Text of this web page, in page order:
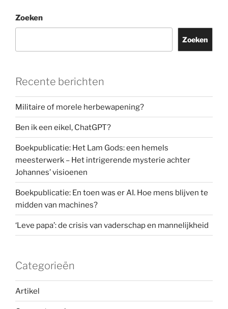
Zoeken
Zoeken
Recente berichten
Militaire of morele herbewapening?
Ben ik een eikel, ChatGPT?
Boekpublicatie: Het Lam Gods: een hemels
meesterwerk – Het intrigerende mysterie achter
Johannes’ visioenen
Boekpublicatie: En toen was er AI. Hoe mens blijven te
midden van machines?
‘Leve papa’: de crisis van vaderschap en mannelijkheid
Categorieën
Artikel